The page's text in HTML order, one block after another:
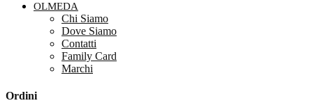
OLMEDA
Chi Siamo
Dove Siamo
Contatti
Family Card
Marchi
Ordini